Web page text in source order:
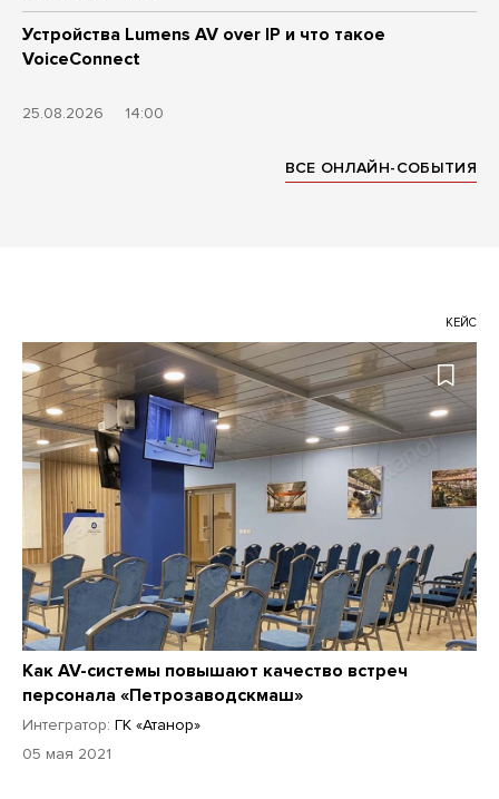
КЕЙС
Как AV-системы повышают качество встреч
персонала «Петрозаводскмаш»
Интегратор: ГК «Атанор»
05 мая 2021
Устройства Lumens AV over IP и что такое
VoiceConnect
25.08.2026 14:00
ВСЕ ОНЛАЙН-СОБЫТИЯ